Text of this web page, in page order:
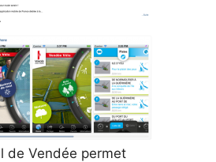
de Vendée permet